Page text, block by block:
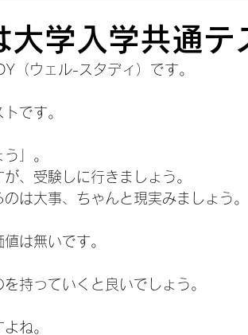
学入学共通テ
（ウェル-スタディ）です。
です。
」。
、受験しに行きましょう。
は大事、ちゃんと現実みましょう。
は無いです。
持っていくと良いでしょう。
ね。